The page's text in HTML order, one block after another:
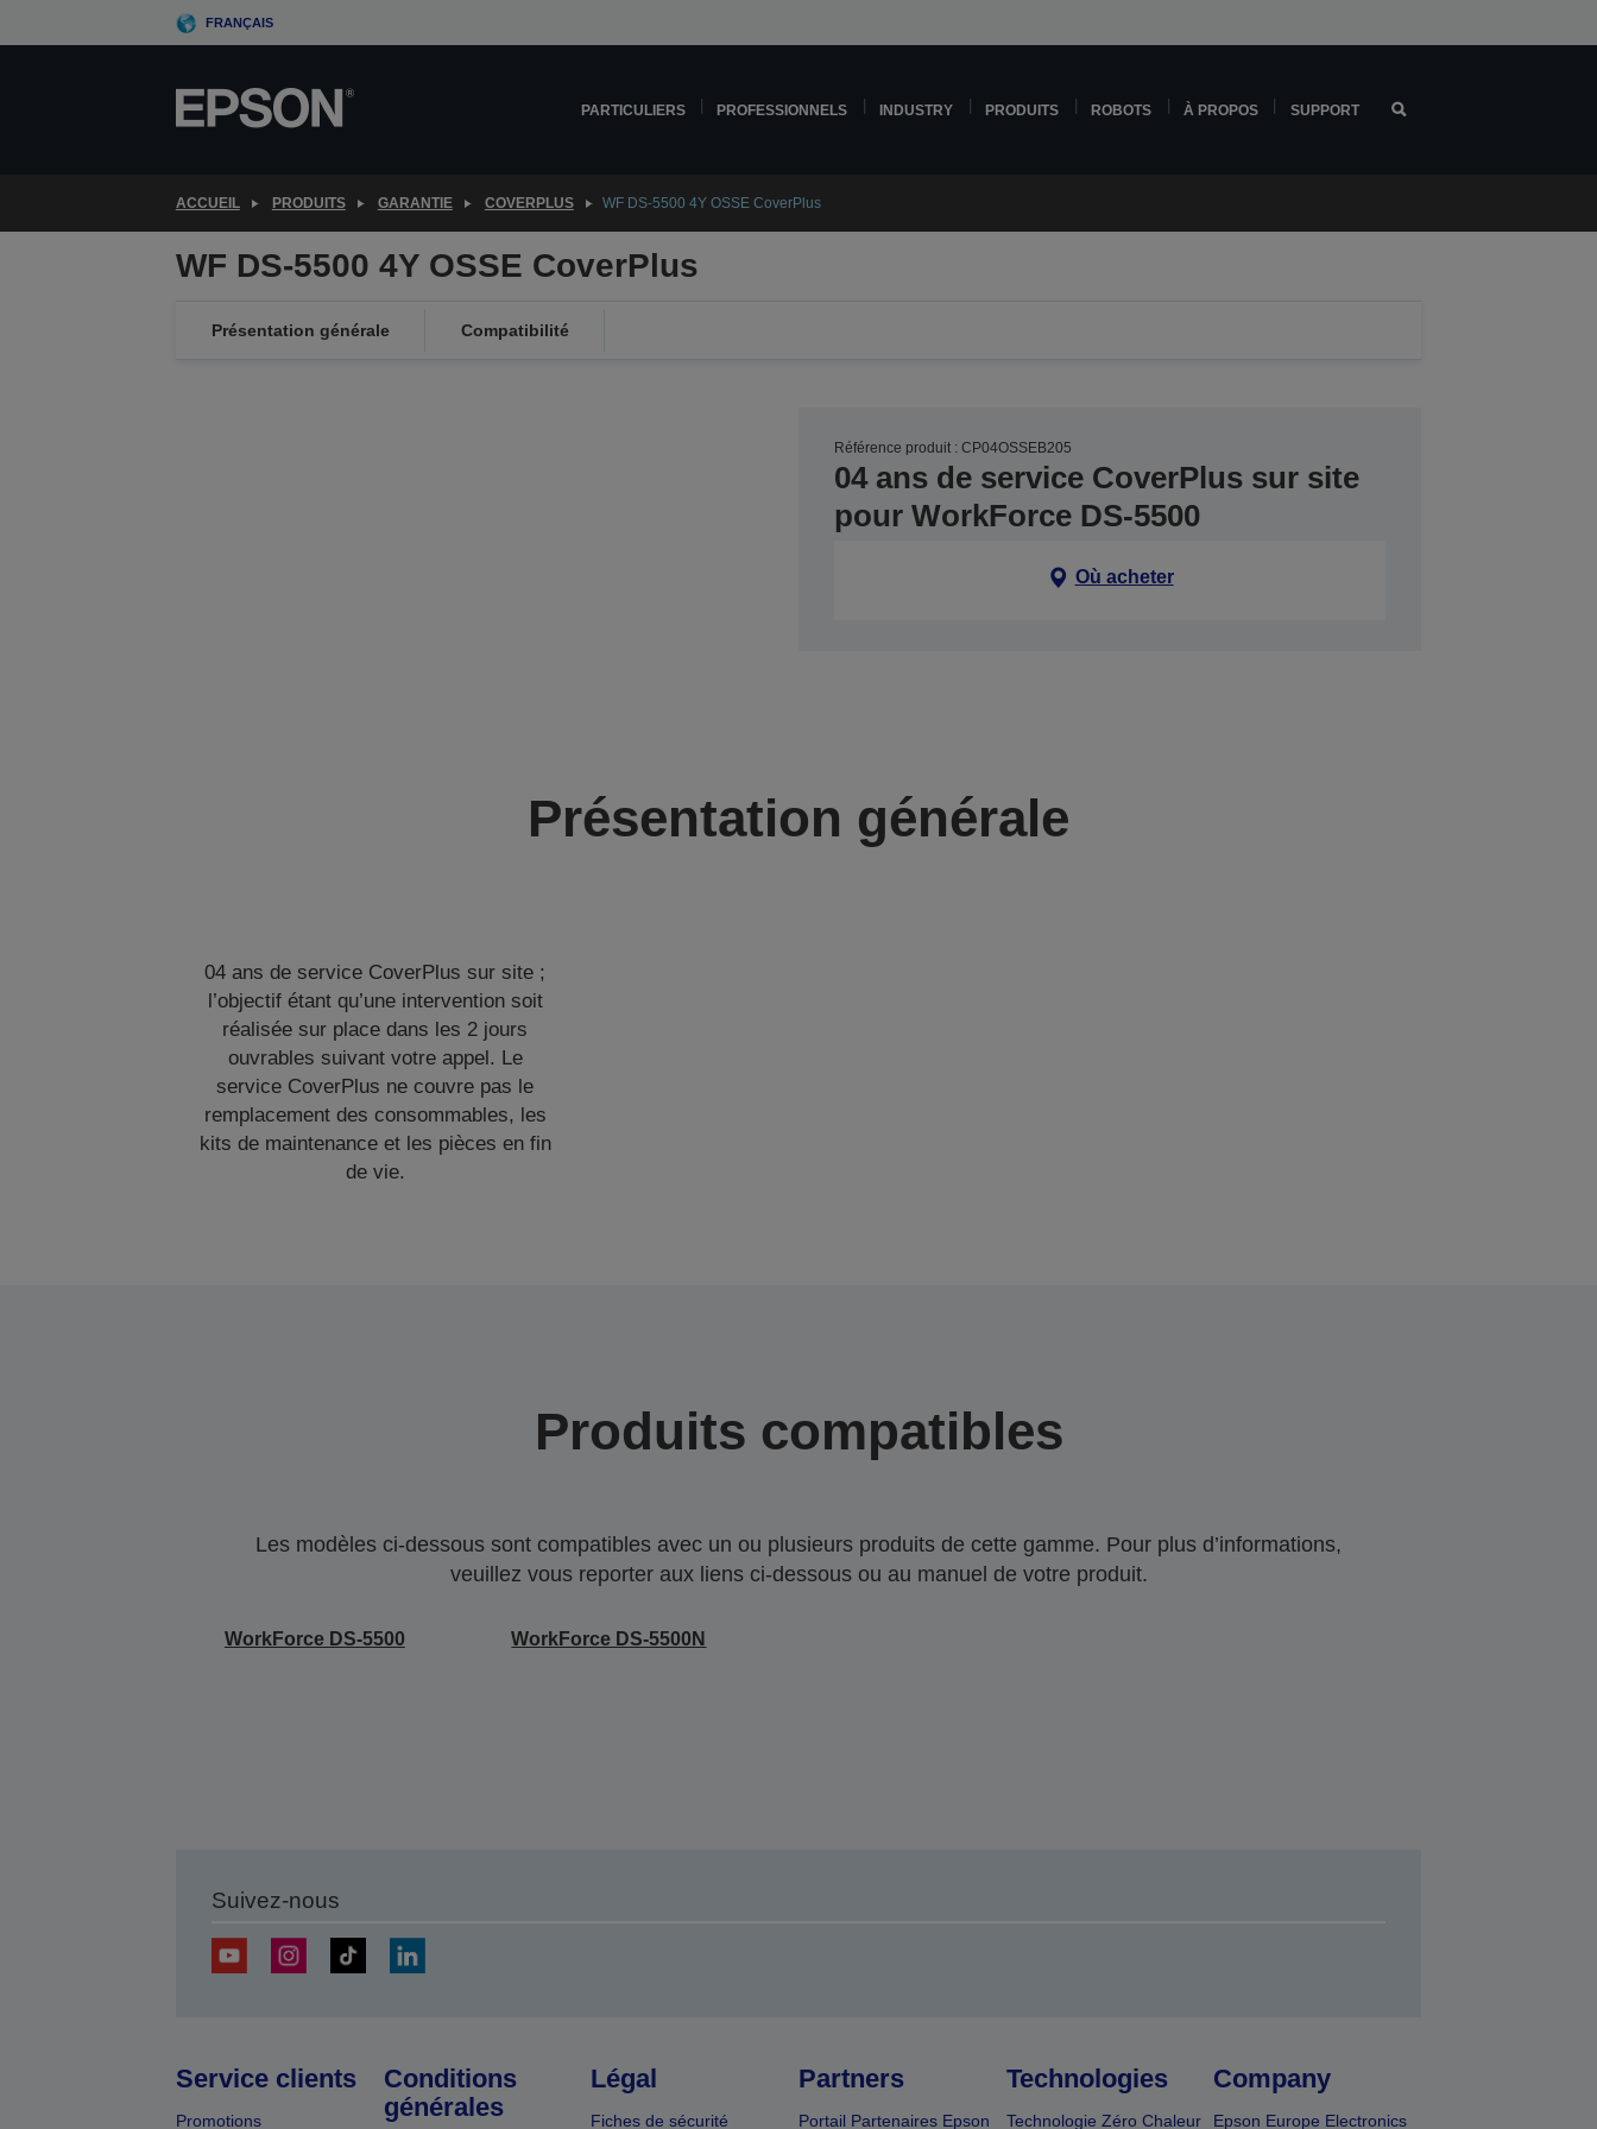
to
FRANÇAIS
PARTICULIERS PROFESSIONNELS INDUSTRY PRODUITS ROBOTS À PROPOS SUPPORT
ACCUEIL PRODUITS GARANTIE COVERPLUS WF DS-5500 4Y OSSE CoverPlus
WF DS-5500 4Y OSSE CoverPlus
Présentation générale Compatibilité
Référence produit : CP04OSSEB205
04 ans de service CoverPlus sur site
pour WorkForce DS-5500
Où acheter
Présentation générale
04 ans de service CoverPlus sur site ;
l’objectif étant qu’une intervention soit
réalisée sur place dans les 2 jours
ouvrables suivant votre appel. Le
service CoverPlus ne couvre pas le
remplacement des consommables, les
kits de maintenance et les pièces en fin
de vie.
Produits compatibles
Les modèles ci-dessous sont compatibles avec un ou plusieurs produits de cette gamme. Pour plus d’informations,
veuillez vous reporter aux liens ci-dessous ou au manuel de votre produit.
WorkForce DS-5500 WorkForce DS-5500N
Suivez-nous
Service clients
Promotions
Conditions
générales
Légal
Fiches de sécurité
Partners
Portail Partenaires Epson
Technologies
Technologie Zéro Chaleur
Company
Epson Europe Electronics